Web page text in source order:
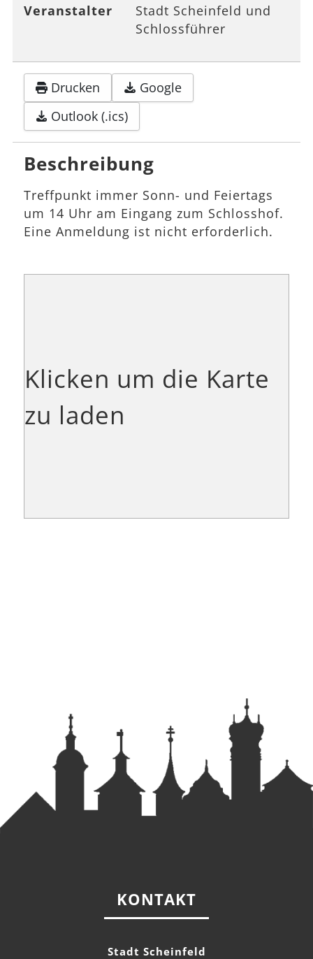
Veranstalter
Stadt Scheinfeld und
Schlossführer
Drucken
Google
Outlook (.ics)
Beschreibung
Treffpunkt immer Sonn- und Feiertags
um 14 Uhr am Eingang zum Schlosshof.
Eine Anmeldung ist nicht erforderlich.
Klicken um die Karte
zu laden
KONTAKT
Stadt Scheinfeld